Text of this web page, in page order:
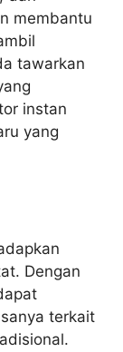
membantu
tawarkan
instan
yang
Dengan
terkait